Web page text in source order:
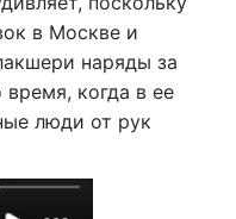
в Москве и
наряды за
когда в ее
люди от рук